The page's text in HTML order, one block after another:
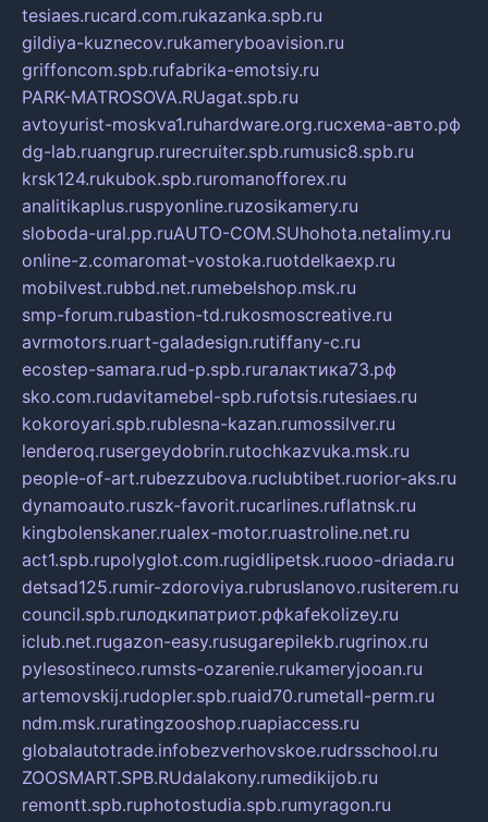
tesiaes.rucard.com.rukazanka.spb.ru
gildiya-kuznecov.rukameryboavision.ru
griffoncom.spb.rufabrika-emotsiy.ru
PARK-MATROSOVA.RUagat.spb.ru
avtoyurist-moskva1.ruhardware.org.ruсхема-авто.рф
dg-lab.ruangrup.rurecruiter.spb.rumusic8.spb.ru
krsk124.rukubok.spb.ruromanofforex.ru
analitikaplus.ruspyonline.ruzosikamery.ru
sloboda-ural.pp.ruAUTO-COM.SUhohota.netalimy.ru
online-z.comaromat-vostoka.ruotdelkaexp.ru
mobilvest.rubbd.net.rumebelshop.msk.ru
smp-forum.rubastion-td.rukosmoscreative.ru
avrmotors.ruart-galadesign.rutiffany-c.ru
ecostep-samara.rud-p.spb.ruгалактика73.рф
sko.com.rudavitamebel-spb.rufotsis.rutesiaes.ru
kokoroyari.spb.rublesna-kazan.rumossilver.ru
lenderoq.rusergeydobrin.rutochkazvuka.msk.ru
people-of-art.rubezzubova.ruclubtibet.ruorior-aks.ru
dynamoauto.ruszk-favorit.rucarlines.ruflatnsk.ru
kingbolenskaner.rualex-motor.ruastroline.net.ru
act1.spb.rupolyglot.com.rugidlipetsk.ruooo-driada.ru
detsad125.rumir-zdoroviya.rubruslanovo.rusiterem.ru
council.spb.ruлодкипатриот.рфkafekolizey.ru
iclub.net.rugazon-easy.rusugarepilekb.rugrinox.ru
pylesostineco.rumsts-ozarenie.rukameryjooan.ru
artemovskij.rudopler.spb.ruaid70.rumetall-perm.ru
ndm.msk.ruratingzooshop.ruapiaccess.ru
globalautotrade.infobezverhovskoe.rudrsschool.ru
ZOOSMART.SPB.RUdalakony.rumedikijob.ru
remontt.spb.ruphotostudia.spb.rumyragon.ru